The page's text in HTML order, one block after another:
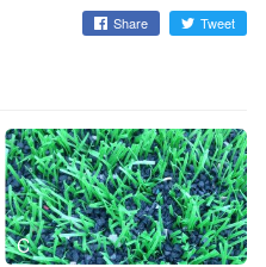
Share
Tweet
cao
su
sân
cỏ
nhân
tạo
Chi